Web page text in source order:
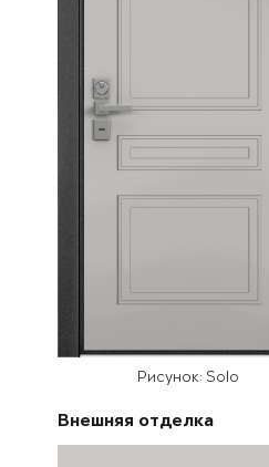
Рисунок: Solo
Внешняя отделка